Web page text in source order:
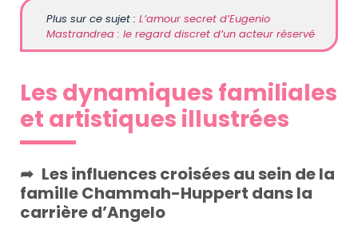
Plus sur ce sujet : L’amour secret d’Eugenio
Mastrandrea : le regard discret d’un acteur réservé
Les dynamiques familiales
et artistiques illustrées
Les influences croisées au sein de la
famille Chammah-Huppert dans la
carrière d’Angelo